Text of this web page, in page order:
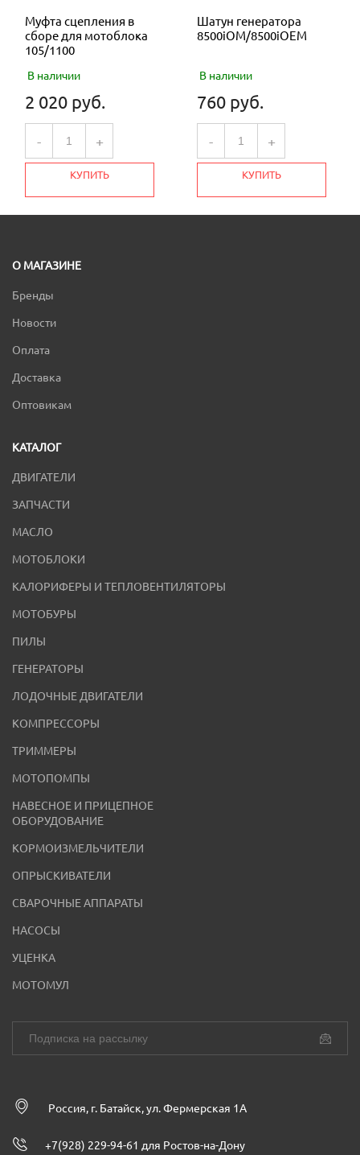
Муфта сцепления в
сборе для мотоблока
105/1100
В наличии
2 020 руб.
- +
КУПИТЬ
Шатун генератора
8500iOM/8500iOEM
В наличии
760 руб.
- +
КУПИТЬ
О МАГАЗИНЕ
Бренды
Новости
Оплата
Доставка
Оптовикам
КАТАЛОГ
ДВИГАТЕЛИ
ЗАПЧАСТИ
МАСЛО
МОТОБЛОКИ
КАЛОРИФЕРЫ И ТЕПЛОВЕНТИЛЯТОРЫ
МОТОБУРЫ
ПИЛЫ
ГЕНЕРАТОРЫ
ЛОДОЧНЫЕ ДВИГАТЕЛИ
КОМПРЕССОРЫ
ТРИММЕРЫ
МОТОПОМПЫ
НАВЕСНОЕ И ПРИЦЕПНОЕ
ОБОРУДОВАНИЕ
КОРМОИЗМЕЛЬЧИТЕЛИ
ОПРЫСКИВАТЕЛИ
СВАРОЧНЫЕ АППАРАТЫ
НАСОСЫ
УЦЕНКА
МОТОМУЛ
Россия, г. Батайск, ул. Фермерская 1А
+7(928) 229-94-61 для Ростов-на-Дону